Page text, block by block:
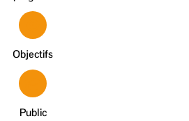
Objectifs
Public